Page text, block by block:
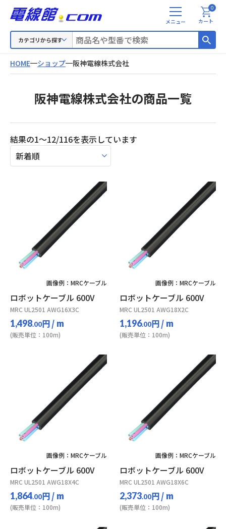
カテゴリから探す
メ
ニ
カート
0
HOME ショップ 阪神電線株式会社
阪神電線株式会社の商品一覧
結果の1～12/116を表示しています
画像例：MRCケーブル
ロボットケーブル 600V
MRC UL2501 AWG16X3C
1,498.00円/ m
(販売単位：100m)
画像例：MRCケーブル
ロボットケーブル 600V
MRC UL2501 AWG18X2C
1,196.00円/ m
(販売単位：100m)
画像例：MRCケーブル
ロボットケーブル 600V
MRC UL2501 AWG18X4C
1,864.00円/ m
(販売単位：100m)
画像例：MRCケーブル
ロボットケーブル 600V
MRC UL2501 AWG18X6C
2,373.00円/ m
(販売単位：100m)